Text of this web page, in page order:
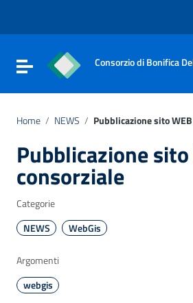
Vai al footer
Attiva / disattiva la navigazione
Consorzio di Bonifica
Home / NEWS / Pubblicazione sito
Pubblicazione
consorziale
Categorie
NEWS
WebGis
Argomenti
webgis